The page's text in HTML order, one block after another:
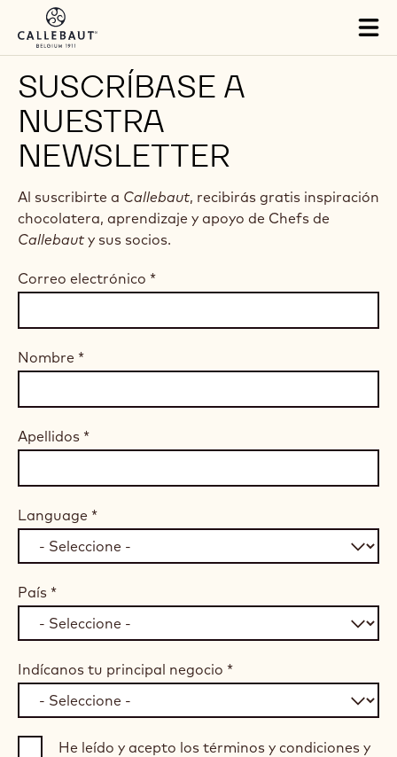
Skip to main content
SUSCRÍBASE A
NUESTRA
NEWSLETTER
Al suscribirte a Callebaut, recibirás gratis inspiración
chocolatera, aprendizaje y apoyo de Chefs de
Callebaut y sus socios.
Correo electrónico *
Nombre *
Apellidos *
Language *
País *
Indícanos tu principal negocio *
He leído y acepto los términos y condiciones y